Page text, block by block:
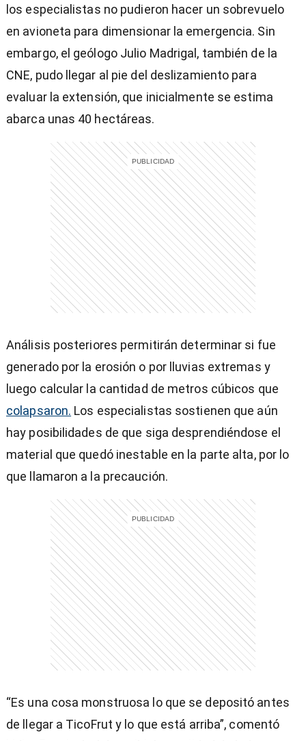
los especialistas no pudieron hacer un sobrevuelo
en avioneta para dimensionar la emergencia. Sin
embargo, el geólogo Julio Madrigal, también de la
CNE, pudo llegar al pie del deslizamiento para
evaluar la extensión, que inicialmente se estima
abarca unas 40 hectáreas.
Análisis posteriores permitirán determinar si fue
generado por la erosión o por lluvias extremas y
luego calcular la cantidad de metros cúbicos que
colapsaron. Los especialistas sostienen que aún
hay posibilidades de que siga desprendiéndose el
material que quedó inestable en la parte alta, por lo
que llamaron a la precaución.
“Es una cosa monstruosa lo que se depositó antes
de llegar a TicoFrut y lo que está arriba”, comentó